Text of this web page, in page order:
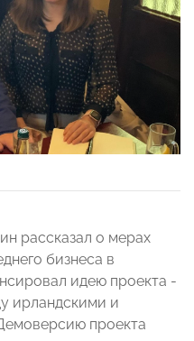
рассказал о мерах
бизнеса в
идею проекта -
ирландскими и
проекта